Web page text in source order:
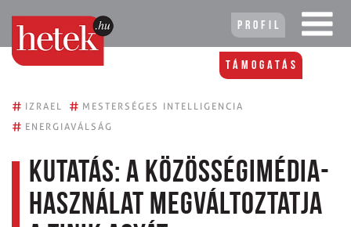
Profil
Támogatás
# IZRAEL # MESTERSÉGES INTELLIGENCIA
# ENERGIAVÁLSÁG
Kutatás: a közösségimédia-
használat megváltoztatja